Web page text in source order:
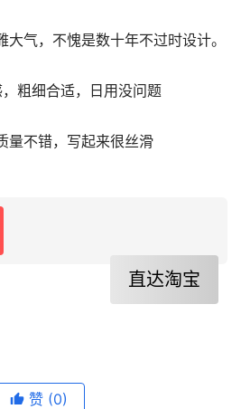
气，不愧是数十年不过时设计。
粗细合适，日用没问题
量不错，写起来很丝滑
直达淘宝
赞 (0)